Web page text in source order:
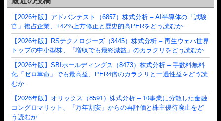
【2026年版】アドバンテスト（6857）株式分析 – AI半導体の「試験
官」複占企業、+42%上方修正と歴史的高PERをどう読むか
【2026年版】RSテクノロジーズ（3445）株式分析 – 再生ウェハ世界
トップの中小型株、「増収でも最終減益」のカラクリをどう読むか
【2026年版】SBIホールディングス（8473）株式分析 – 手数料無料
化「ゼロ革命」でも最高益、PER4倍のカラクリと一過性益をどう読
むか
【2026年版】オリックス（8591）株式分析 – 10事業に分散した金融
コングロマリット、「万年割安」からの再評価と株主優待廃止をど
う読むか